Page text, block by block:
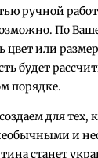
ручной
По
цвет или
будет
порядке.
для тех,
и
станет